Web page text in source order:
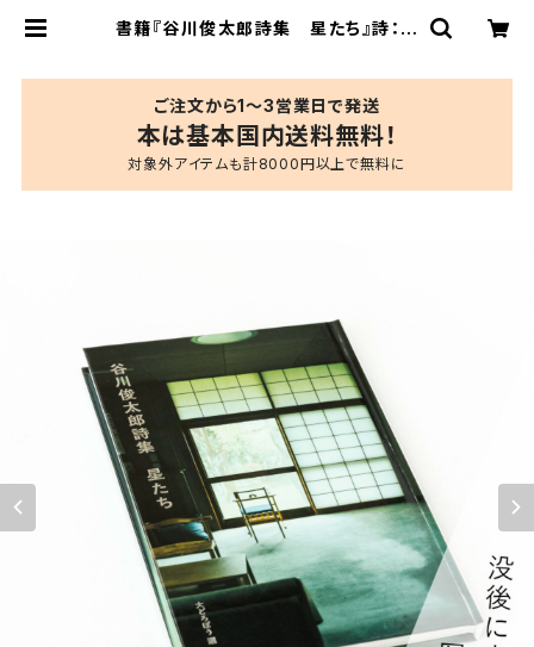
書籍『谷川俊太郎詩集 星たち』詩：谷
ご注文から1〜3営業日で発送
本は基本国内送料無料！
対象外アイテムも計8000円以上で無料に